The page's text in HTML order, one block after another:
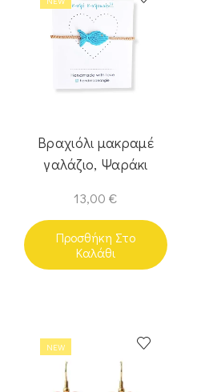
Βραχιόλι μακραμέ
γαλάζιο, Ψαράκι
13,00 €
Προσθήκη Στο
Καλάθι
NEW